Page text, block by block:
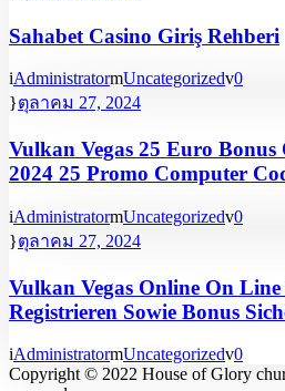
Sahabet Casino Giriş Rehberi
Administrator Uncategorized 0
ตุลาคม 27, 2024
Vulkan Vegas 25 Euro
2024 25 Promo Computer
Administrator Uncategorized 0
ตุลาคม 27, 2024
Vulkan Vegas Online On Line
Registrieren Sowie Bonus
Administrator Uncategorized 0
Copyright © 2022 House of Glory